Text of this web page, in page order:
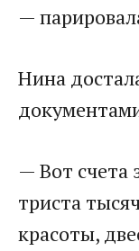
—
Нина
— Вот счета
триста
красоты,